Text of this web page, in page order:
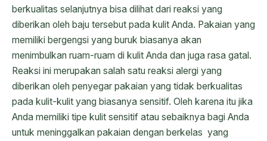
berkualitas selanjutnya bisa dilihat dari reaksi yang
diberikan oleh baju tersebut pada kulit Anda. Pakaian yang
memiliki bergengsi yang buruk biasanya akan
menimbulkan ruam-ruam di kulit Anda dan juga rasa gatal.
Reaksi ini merupakan salah satu reaksi alergi yang
diberikan oleh penyegar pakaian yang tidak berkualitas
pada kulit-kulit yang biasanya sensitif. Oleh karena itu jika
Anda memiliki tipe kulit sensitif atau sebaiknya bagi Anda
untuk meninggalkan pakaian dengan berkelas yang